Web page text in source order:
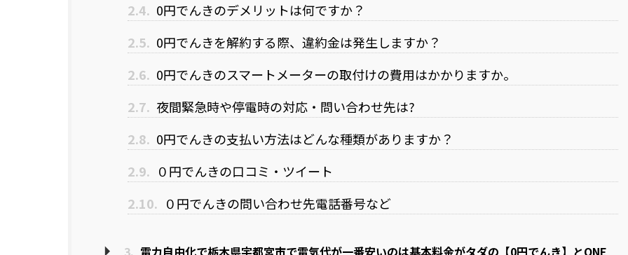
2.4. 0円でんきのデメリットは何ですか？
2.5. 0円でんきを解約する際、違約金は発生しますか？
2.6. 0円でんきのスマートメーターの取付けの費用はかかりますか。
2.7. 夜間緊急時や停電時の対応・問い合わせ先は?
2.8. 0円でんきの支払い方法はどんな種類がありますか？
2.9. ０円でんきの口コミ・ツイート
2.10. ０円でんきの問い合わせ先電話番号など
3. 電力自由化で栃木県宇都宮市で電気代が一番安いのは基本料金がタダの【0円でんき】とONE